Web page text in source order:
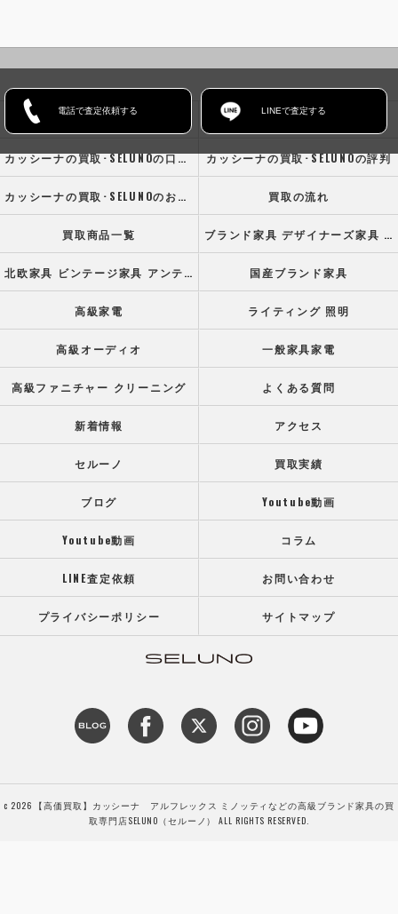
電話で査定依頼する LINEで査定する
ホーム コンセプト
カッシーナの買取･SELUNOの口コミ情報 カッシーナの買取･SELUNOの評判
カッシーナの買取･SELUNOのお客様の声 買取の流れ
買取商品一覧 ブランド家具 デザイナーズ家具 高級オフィス家具
北欧家具 ビンテージ家具 アンティーク家具 国産ブランド家具
高級家電 ライティング 照明
高級オーディオ 一般家具家電
高級ファニチャー クリーニング よくある質問
新着情報 アクセス
セルーノ 買取実績
ブログ Youtube動画
Youtube動画 コラム
LINE査定依頼 お問い合わせ
プライバシーポリシー サイトマップ
c 2026 【高価買取】カッシーナ アルフレックス ミノッティなどの高級ブランド家具の買
取専門店SELUNO（セルーノ） ALL RIGHTS RESERVED.